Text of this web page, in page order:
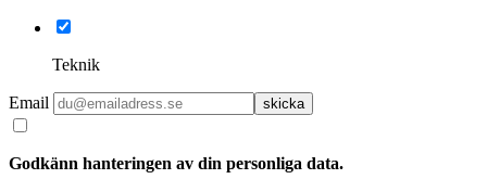
Teknik
Email skicka
Godkänn hanteringen av din personliga data.